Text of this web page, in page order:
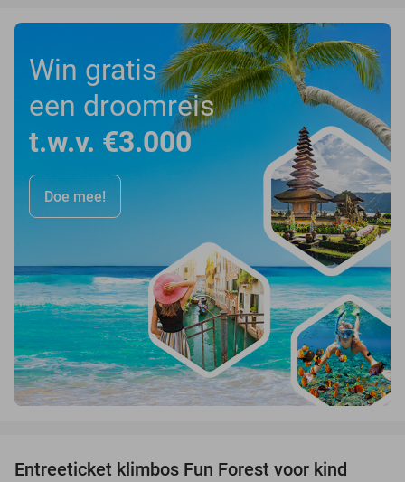
Win gratis
een droomreis
t.w.v. €3.000
Doe mee!
Entreeticket klimbos Fun Forest voor kind